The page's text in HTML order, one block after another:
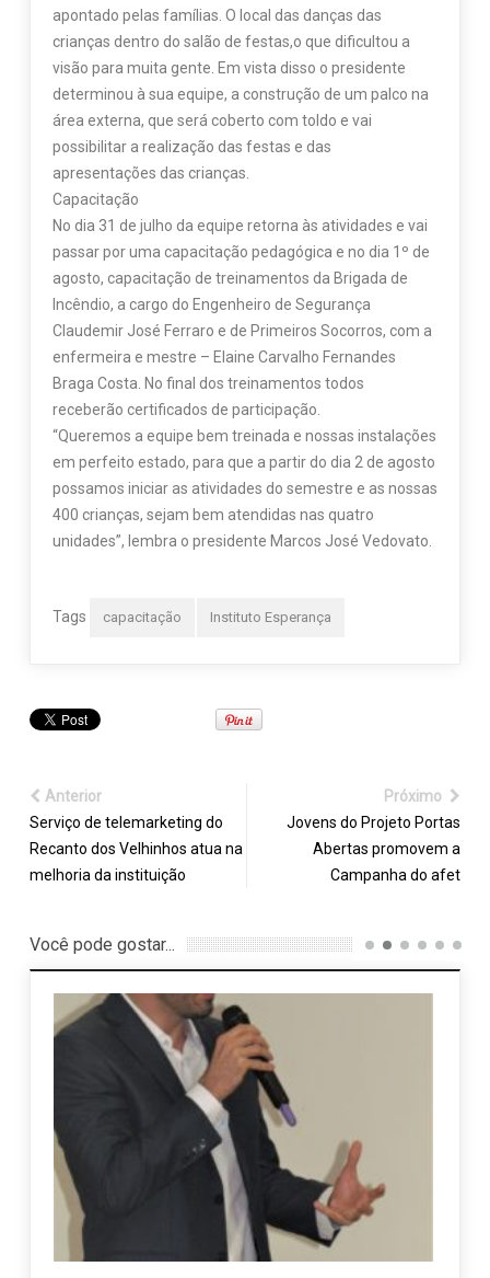
apontado pelas famílias. O local das danças das
crianças dentro do salão de festas,o que dificultou a
visão para muita gente. Em vista disso o presidente
determinou à sua equipe, a construção de um palco na
área externa, que será coberto com toldo e vai
possibilitar a realização das festas e das
apresentações das crianças.
Capacitação
No dia 31 de julho da equipe retorna às atividades e vai
passar por uma capacitação pedagógica e no dia 1º de
agosto, capacitação de treinamentos da Brigada de
Incêndio, a cargo do Engenheiro de Segurança
Claudemir José Ferraro e de Primeiros Socorros, com a
enfermeira e mestre – Elaine Carvalho Fernandes
Braga Costa. No final dos treinamentos todos
receberão certificados de participação.
“Queremos a equipe bem treinada e nossas instalações
em perfeito estado, para que a partir do dia 2 de agosto
possamos iniciar as atividades do semestre e as nossas
400 crianças, sejam bem atendidas nas quatro
unidades”, lembra o presidente Marcos José Vedovato.
Tags capacitação Instituto Esperança
Anterior
Serviço de telemarketing do
Recanto dos Velhinhos atua na
melhoria da instituição
Próximo
Jovens do Projeto Portas
Abertas promovem a
Campanha do afet
Você pode gostar...